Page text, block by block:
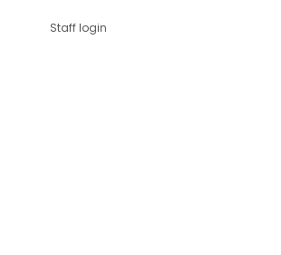
Staff login